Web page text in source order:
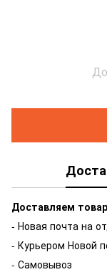
Доставляем
- Новая почта на
- Курьером Новой
- Самовывоз